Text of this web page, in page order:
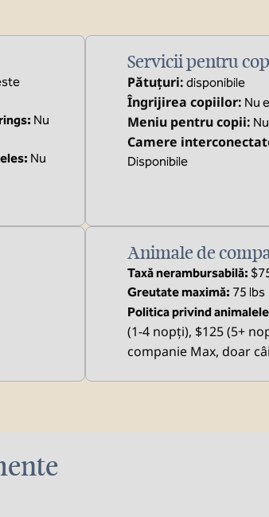
: Nu
: Nu
Servicii pentru
Pătuțuri: disponibile
Îngrijirea copiilor: Nu
Meniu pentru copii:
Camere
Disponibile
Animale de
Taxă nerambursabilă:
Greutate maximă: 75 lbs
Politica privind
(1-4 nopți), $125 (5+
companie Max, doar